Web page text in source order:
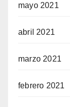
mayo 2021
abril 2021
marzo 2021
febrero 2021